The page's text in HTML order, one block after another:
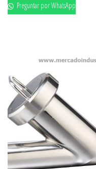
Preguntar por WhatsApp